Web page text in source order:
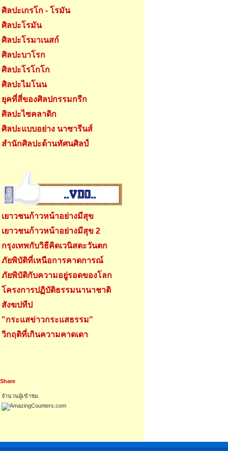
ศิลปะเกรโก - โรมัน
ศิลปะโรมัน
ศิลปะโรมาเนสก์
ศิลปะบาโรก
ศิลปะโรโกโก
ศิลปะไมโนน
ยุคที่สี่ของศิลปกรรมกรีก
ศิลปะไซคลาดิก
ศิลปะแบบอย่าง นาซารีนส์
สำนักศิลปะด้านทัศนศิลป์
เยาวชนก้าวหน้าอย่างมีสุข
เยาวชนก้าวหน้าอย่างมีสุข 2
กรุงเทพกับวิธีคิดเวนิสตะวันตก
ภัยพิบัติที่เหนือการคาดการณ์
ภัยพิบัติกับความอยู่รอดของโลก
โครงการปฏิบัติธรรมนานาชาติ
สังฆปทีป
"กระแสข่าวกระแสธรรม"
วิกฤติที่เกินความคาดเดา
Share
จำนวนผู้เข้าชม